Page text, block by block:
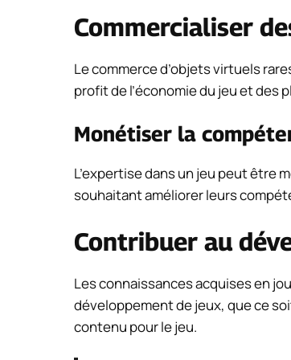
Commercialiser
Le commerce d’objets virtuels
profit de l’économie du jeu et des
Monétiser la
L’expertise dans un jeu peut être
souhaitant améliorer leurs
Contribuer au
Les connaissances acquises en
développement de jeux, que ce
contenu pour le jeu.